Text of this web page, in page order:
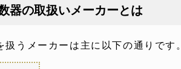
器の取扱いメーカーとは
うメーカーは主に以下の通りです。